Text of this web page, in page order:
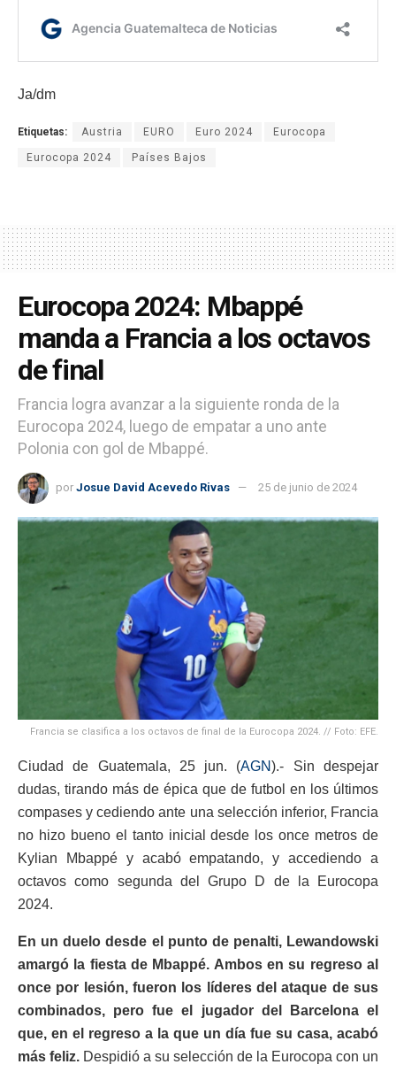
Ja/dm
Etiquetas: Austria EURO Euro 2024 Eurocopa
Eurocopa 2024 Países Bajos
Eurocopa 2024: Mbappé
manda a Francia a los octavos
de final
Francia logra avanzar a la siguiente ronda de la
Eurocopa 2024, luego de empatar a uno ante
Polonia con gol de Mbappé.
por Josue David Acevedo Rivas 25 de junio de 2024
Francia se clasifica a los octavos de final de la Eurocopa 2024. // Foto: EFE.
Ciudad de Guatemala, 25 jun. (AGN).- Sin despejar
dudas, tirando más de épica que de futbol en los últimos
compases y cediendo ante una selección inferior, Francia
no hizo bueno el tanto inicial desde los once metros de
Kylian Mbappé y acabó empatando, y accediendo a
octavos como segunda del Grupo D de la Eurocopa
2024.
En un duelo desde el punto de penalti, Lewandowski
amargó la fiesta de Mbappé. Ambos en su regreso al
once por lesión, fueron los líderes del ataque de sus
combinados, pero fue el jugador del Barcelona el
que, en el regreso a la que un día fue su casa, acabó
más feliz. Despidió a su selección de la Eurocopa con un